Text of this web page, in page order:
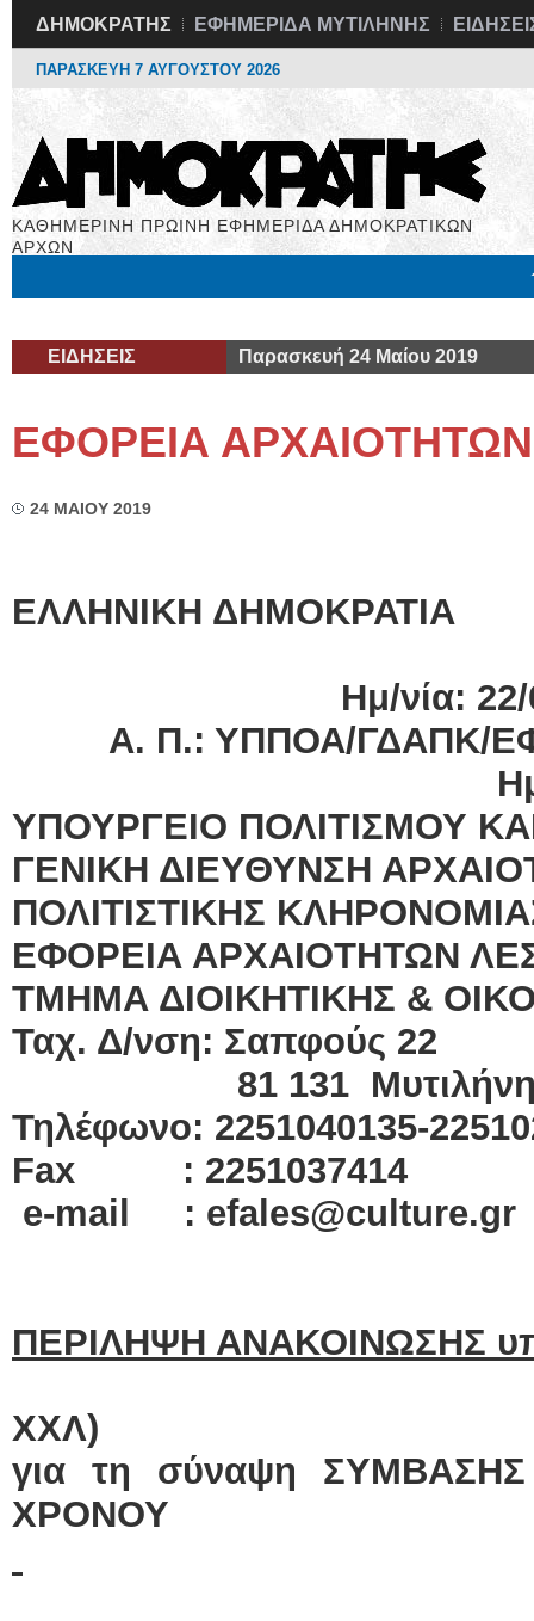
ΔΗΜΟΚΡΑΤΗΣ ΕΦΗΜΕΡΙΔΑ ΜΥΤΙΛΗΝΗΣ
ΠΑΡΑΣΚΕΥΗ 7 ΑΥΓΟΥΣΤΟΥ 2026
ΚΑΘΗΜΕΡΙΝΗ ΠΡΩΙΝΗ ΕΦΗΜΕΡΙΔΑ ΔΗΜΟΚΡΑΤΙΚΩΝ
ΑΡΧΩΝ
ΕΙΔΗΣΕΙΣ Παρασκευή 24 Μαίου 2019
ΕΦΟΡΕΙΑ
24 ΜΑΙΟΥ 2019
ΕΛΛΗΝΙΚΗ ΔΗΜΟΚΡΑΤΙΑ
Ημ/νία:
Α. Π.: ΥΠΠΟΑ/ΓΔΑΠΚ/
Ημ/νία
ΥΠΟΥΡΓΕΙΟ ΠΟΛΙΤΙΣΜΟΥ
ΓΕΝΙΚΗ ΔΙΕΥΘΥΝΣΗ
ΠΟΛΙΤΙΣΤΙΚΗΣ
ΕΦΟΡΕΙΑ ΑΡΧΑΙΟΤΗΤΩΝ
ΤΜΗΜΑ ΔΙΟΙΚΗΤΙΚΗΣ &
Ταχ. Δ/νση: Σαπφούς 22
81 131
Τηλέφωνο: 2251040135-
Fax : 2251037414
e-mail : efales@culture.gr
ΠΕΡΙΛΗΨΗ ΑΝΑΚΟΙΝΩΣΗΣ
ΧΧΛ)
για τη σύναψη
ΧΡΟΝΟΥ